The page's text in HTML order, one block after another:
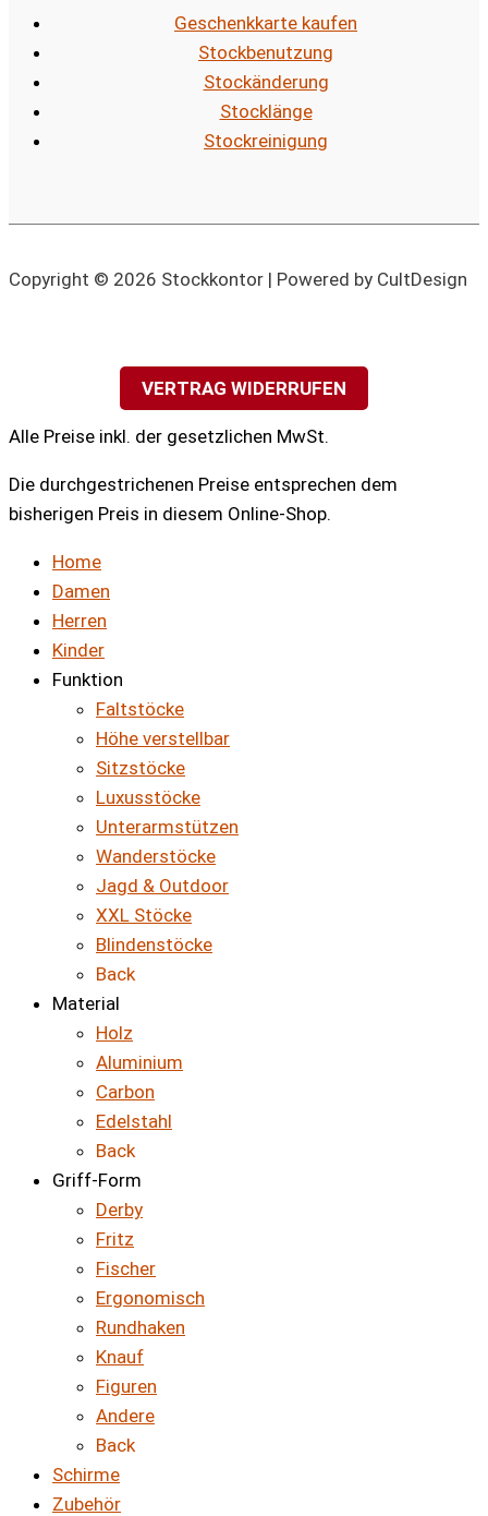
Geschenkkarte kaufen
Stockbenutzung
Stockänderung
Stocklänge
Stockreinigung
Copyright © 2026 Stockkontor | Powered by CultDesign
VERTRAG WIDERRUFEN
Alle Preise inkl. der gesetzlichen MwSt.
Die durchgestrichenen Preise entsprechen dem
bisherigen Preis in diesem Online-Shop.
Home
Damen
Herren
Kinder
Funktion
Faltstöcke
Höhe verstellbar
Sitzstöcke
Luxusstöcke
Unterarmstützen
Wanderstöcke
Jagd & Outdoor
XXL Stöcke
Blindenstöcke
Back
Material
Holz
Aluminium
Carbon
Edelstahl
Back
Griff-Form
Derby
Fritz
Fischer
Ergonomisch
Rundhaken
Knauf
Figuren
Andere
Back
Schirme
Zubehör